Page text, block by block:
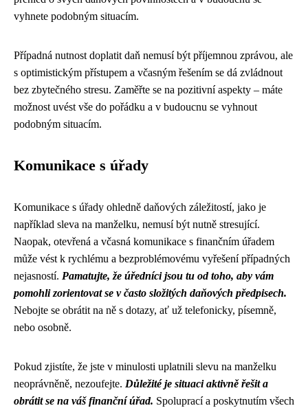
vyhnete podobným situacím.
Případná nutnost doplatit daň nemusí být příjemnou zprávou, ale
s optimistickým přístupem a včasným řešením se dá zvládnout
bez zbytečného stresu. Zaměřte se na pozitivní aspekty – máte
možnost uvést vše do pořádku a v budoucnu se vyhnout
podobným situacím.
Komunikace s úřady
Komunikace s úřady ohledně daňových záležitostí, jako je
například sleva na manželku, nemusí být nutně stresující.
Naopak, otevřená a včasná komunikace s finančním úřadem
může vést k rychlému a bezproblémovému vyřešení případných
nejasností. Pamatujte, že úředníci jsou tu od toho, aby vám
pomohli zorientovat se v často složitých daňových předpisech.
Nebojte se obrátit na ně s dotazy, ať už telefonicky, písemně,
nebo osobně.
Pokud zjistíte, že jste v minulosti uplatnili slevu na manželku
neoprávněně, nezoufejte. Důležité je situaci aktivně řešit a
obrátit se na váš finanční úřad. Spoluprací a poskytnutím všech